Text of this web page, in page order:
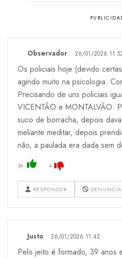
Observador 26/01/2026
Os policiais hoje (devido
agindo muito na psicologia.
Precisando de uns policiais
VICENTÃO e MONTALVÃO.
suco de borracha, depois
meliante meditar, depois
não, a paulada era dada sem
36 4
RESPONDER
Justo 26/01/2026 11:42
Pelo jeito é formado, 39 anos